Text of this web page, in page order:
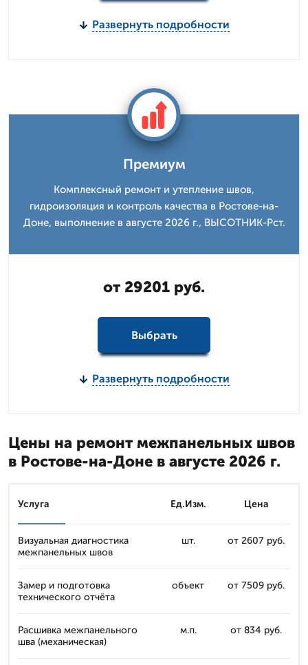
Развернуть подробности
Премиум
Комплексный ремонт и утепление швов,
гидроизоляция и контроль качества в Ростове-на-
Доне, выполнение в августе 2026 г., ВЫСОТНИК-Рст.
от 29201 руб.
Выбрать
Развернуть подробности
Цены на ремонт межпанельных швов
в Ростове-на-Доне в августе 2026 г.
Услуга Ед.Изм. Цена
Визуальная диагностика
межпанельных швов
шт. от 2607 руб.
Замер и подготовка
технического отчёта
объект от 7509 руб.
Расшивка межпанельного
шва (механическая)
м.п. от 834 руб.